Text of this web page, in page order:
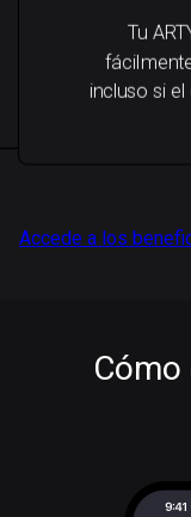
Tu
incluso si
Accede a los